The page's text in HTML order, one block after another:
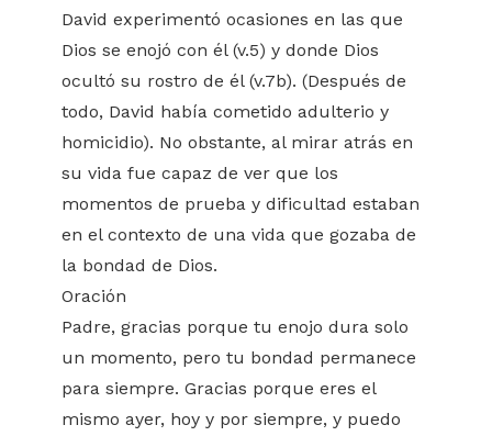
David experimentó ocasiones en las que
Dios se enojó con él (v.5) y donde Dios
ocultó su rostro de él (v.7b). (Después de
todo, David había cometido adulterio y
homicidio). No obstante, al mirar atrás en
su vida fue capaz de ver que los
momentos de prueba y dificultad estaban
en el contexto de una vida que gozaba de
la bondad de Dios.
Oración
Padre, gracias porque tu enojo dura solo
un momento, pero tu bondad permanece
para siempre. Gracias porque eres el
mismo ayer, hoy y por siempre, y puedo